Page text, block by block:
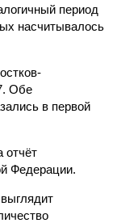
период
насчитывалось
Обе
в первой
Федерации.